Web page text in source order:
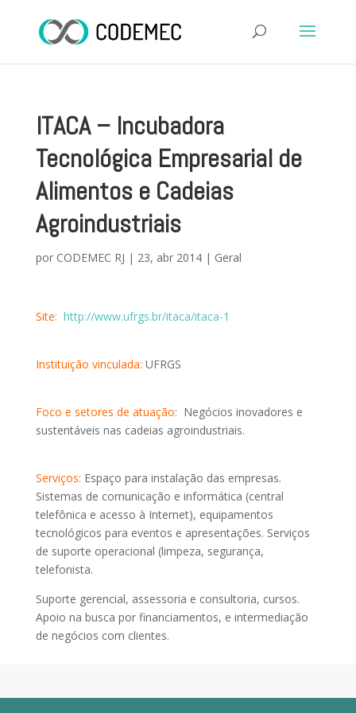
ITACA – Incubadora
Tecnológica Empresarial de
Alimentos e Cadeias
Agroindustriais
por CODEMEC RJ | 23, abr 2014| Geral
Site: http://www.ufrgs.br/itaca/itaca-1
Instituição vinculada: UFRGS
Foco e setores de atuação: Negócios inovadores e
sustentáveis nas cadeias agroindustriais.
Serviços: Espaço para instalação das empresas.
Sistemas de comunicação e informática (central
telefônica e acesso à Internet), equipamentos
tecnológicos para eventos e apresentações. Serviços
de suporte operacional (limpeza, segurança,
telefonista.
Suporte gerencial, assessoria e consultoria, cursos.
Apoio na busca por financiamentos, e intermediação
de negócios com clientes.